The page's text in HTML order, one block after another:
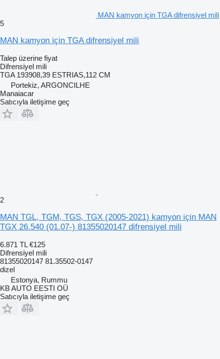
MAN kamyon için TGA difrensiyel mili
5
MAN kamyon için TGA difrensiyel mili
Talep üzerine fiyat
Difrensiyel mili
TGA 193908,39 ESTRIAS,112 CM
Portekiz, ARGONCILHE
Manaiacar
Satıcıyla iletişime geç
2
MAN TGL, TGM, TGS, TGX (2005-2021) kamyon için MAN
TGX 26.540 (01.07-) 81355020147 difrensiyel mili
6.871 TL €125
Difrensiyel mili
81355020147 81.35502-0147
dizel
Estonya, Rummu
KB AUTO EESTI OÜ
Satıcıyla iletişime geç